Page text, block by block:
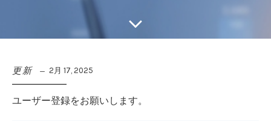
更新 2月 17, 2025
ユーザー登録をお願いします。